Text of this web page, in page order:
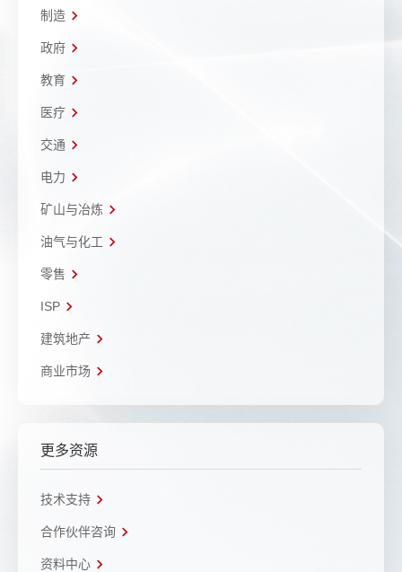
制造
政府
教育
医疗
交通
电力
矿山与冶炼
油气与化工
零售
ISP
建筑地产
商业市场
更多资源
技术支持
合作伙伴咨询
资料中心